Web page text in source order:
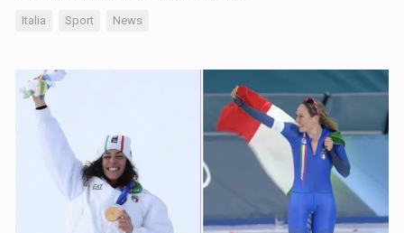
Italia Sport News